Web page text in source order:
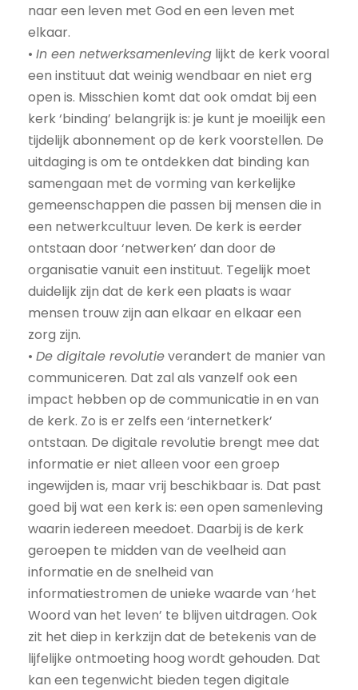
naar een leven met God en een leven met
elkaar.
• In een netwerksamenleving lijkt de kerk vooral
een instituut dat weinig wendbaar en niet erg
open is. Misschien komt dat ook omdat bij een
kerk ‘binding’ belangrijk is: je kunt je moeilijk een
tijdelijk abonnement op de kerk voorstellen. De
uitdaging is om te ontdekken dat binding kan
samengaan met de vorming van kerkelijke
gemeenschappen die passen bij mensen die in
een netwerkcultuur leven. De kerk is eerder
ontstaan door ‘netwerken’ dan door de
organisatie vanuit een instituut. Tegelijk moet
duidelijk zijn dat de kerk een plaats is waar
mensen trouw zijn aan elkaar en elkaar een
zorg zijn.
• De digitale revolutieverandert de manier van
communiceren. Dat zal als vanzelf ook een
impact hebben op de communicatie in en van
de kerk. Zo is er zelfs een ‘internetkerk’
ontstaan. De digitale revolutie brengt mee dat
informatie er niet alleen voor een groep
ingewijden is, maar vrij beschikbaar is. Dat past
goed bij wat een kerk is: een open samenleving
waarin iedereen meedoet. Daarbij is de kerk
geroepen te midden van de veelheid aan
informatie en de snelheid van
informatiestromen de unieke waarde van ‘het
Woord van het leven’ te blijven uitdragen. Ook
zit het diep in kerkzijn dat de betekenis van de
lijfelijke ontmoeting hoog wordt gehouden. Dat
kan een tegenwicht bieden tegen digitale